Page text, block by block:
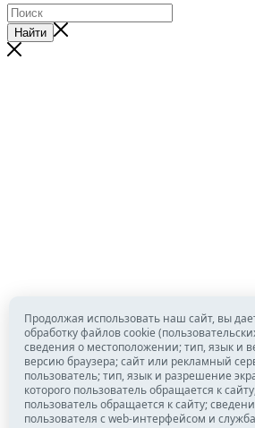
Найти
Продолжая использовать наш сайт, вы
обработку файлов cookie
сведения о местоположении; тип, язык и
версию браузера; сайт или рекламный
пользователь; тип, язык и разрешение
которого пользователь обращается к
пользователь обращается к сайту;
пользователя с web-интерфейсом и